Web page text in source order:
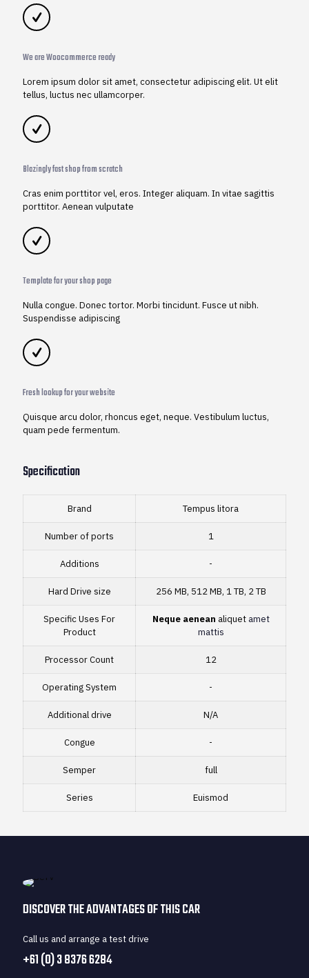
We are Woocommerce ready
Lorem ipsum dolor sit amet, consectetur adipiscing elit. Ut elit
tellus, luctus nec ullamcorper.
Blazingly fast shop from scratch
Cras enim porttitor vel, eros. Integer aliquam. In vitae sagittis
porttitor. Aenean vulputate
Template for your shop page
Nulla congue. Donec tortor. Morbi tincidunt. Fusce ut nibh.
Suspendisse adipiscing
Fresh lookup for your website
Quisque arcu dolor, rhoncus eget, neque. Vestibulum luctus,
quam pede fermentum.
Specification
Brand Tempus litora
Number of ports 1
Additions -
Hard Drive size 256 MB, 512 MB, 1 TB, 2 TB
Specific Uses For
Product
Neque aenean aliquet amet
mattis
Processor Count 12
Operating System -
Additional drive N/A
Congue -
Semper full
Series Euismod
DISCOVER THE ADVANTAGES OF THIS CAR
Call us and arrange a test drive
+61 (0) 3 8376 6284